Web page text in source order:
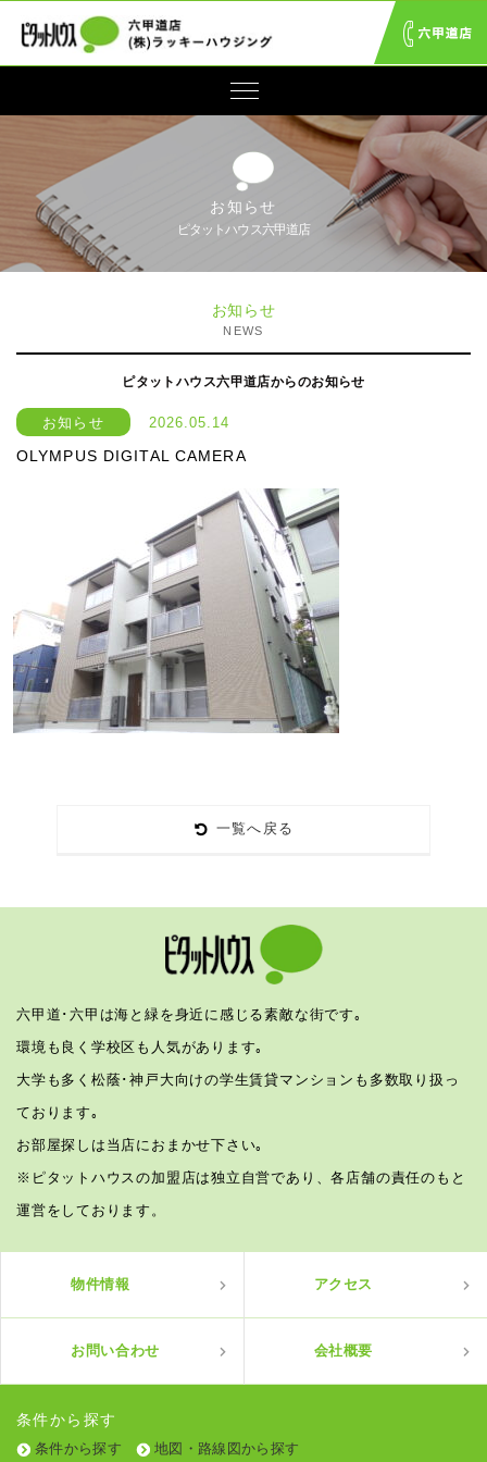
お知らせ
ピタットハウス六甲道店
お知らせ
NEWS
ピタットハウス六甲道店からのお知らせ
お知らせ 2026.05.14
OLYMPUS DIGITAL CAMERA
一覧へ戻る
六甲道･六甲は海と緑を身近に感じる素敵な街です｡
環境も良く学校区も人気があります｡
大学も多く松蔭･神戸大向けの学生賃貸マンションも多数取り扱っ
ております｡
お部屋探しは当店におまかせ下さい｡
※ピタットハウスの加盟店は独立自営であり、各店舗の責任のもと
運営をしております。
物件情報 アクセス
お問い合わせ 会社概要
条件から探す
条件から探す 地図・路線図から探す